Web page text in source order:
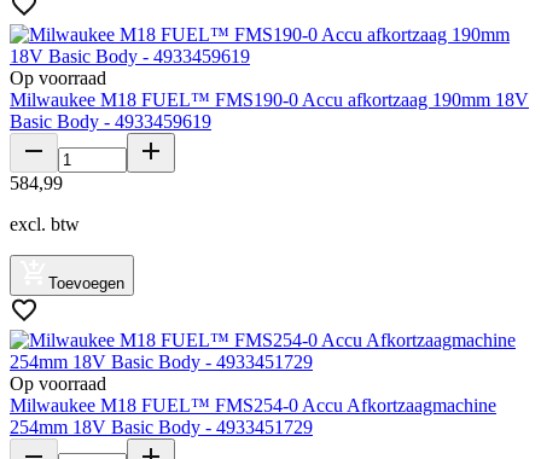
Op voorraad
Milwaukee M18 FUEL™ FMS190-0 Accu afkortzaag 190mm 18V
Basic Body - 4933459619
584,99
excl. btw
Toevoegen
Op voorraad
Milwaukee M18 FUEL™ FMS254-0 Accu Afkortzaagmachine
254mm 18V Basic Body - 4933451729